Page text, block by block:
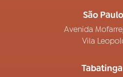
São
Avenida
Vila